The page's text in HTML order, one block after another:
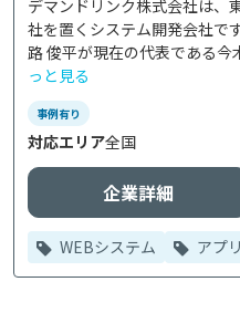
デマンドリンク株式会社は、
社を置くシステム開発会社で
路 俊平が現在の代表である今
っと見る
事例有り
対応エリア全国
企業詳細
WEBシステム アプ